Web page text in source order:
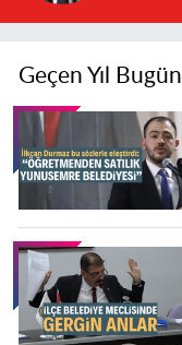
Geçen Yıl Bugün